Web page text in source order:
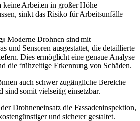
keine Arbeiten in großer Höhe
sinkt das Risiko für Arbeitsunfälle
Moderne Drohnen sind mit
und Sensoren ausgestattet, die detaillierte
Dies ermöglicht eine genaue Analyse
die frühzeitige Erkennung von Schäden.
auch schwer zugängliche Bereiche
sind somit vielseitig einsetzbar.
Drohneneinsatz die Fassadeninspektion,
und sicherer gestaltet.